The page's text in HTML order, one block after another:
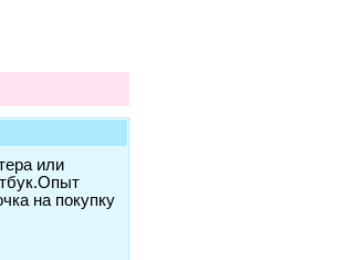
или
на покупку